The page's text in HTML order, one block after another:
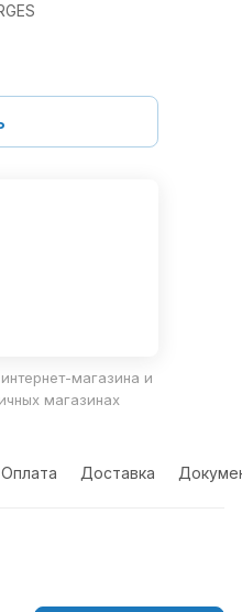
магазина и
магазинах
Оплата Доставка